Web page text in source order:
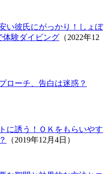
い彼氏にがっかり！しょぼ
体験ダイビング （2022年12
ローチ、告白は迷惑？
に誘う！ＯＫをもらいやす
（2019年12月4日）